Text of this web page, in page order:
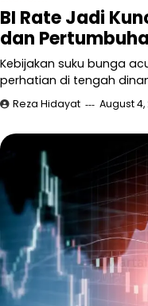
BI Rate Jadi
dan
Kebijakan suku bunga
perhatian di tengah
Reza Hidayat August 4,